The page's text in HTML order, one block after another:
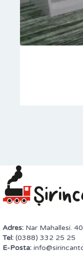
Adres: Nar Mahallesi.
Tel: (0388) 332 25 25
E-Posta: